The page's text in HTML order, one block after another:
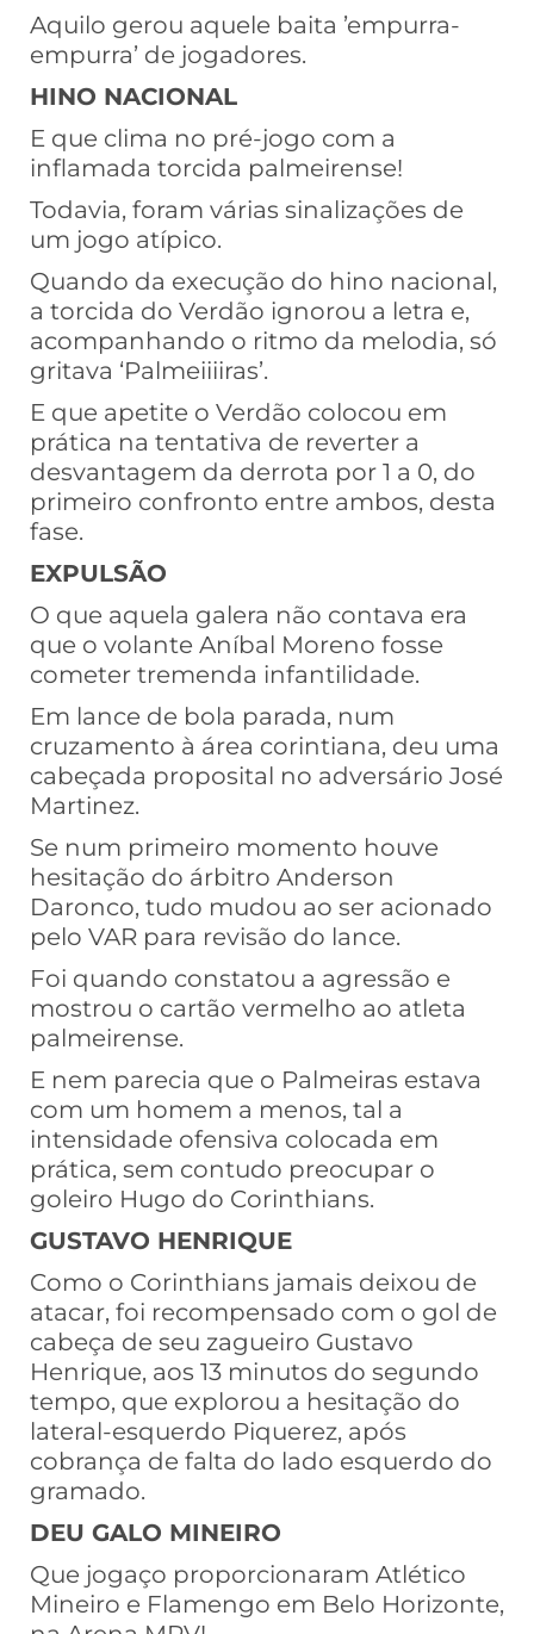
Aquilo gerou aquele baita ’empurra-
empurra’ de jogadores.
HINO NACIONAL
E que clima no pré-jogo com a
inflamada torcida palmeirense!
Todavia, foram várias sinalizações de
um jogo atípico.
Quando da execução do hino nacional,
a torcida do Verdão ignorou a letra e,
acompanhando o ritmo da melodia, só
gritava ‘Palmeiiiiras’.
E que apetite o Verdão colocou em
prática na tentativa de reverter a
desvantagem da derrota por 1 a 0, do
primeiro confronto entre ambos, desta
fase.
EXPULSÃO
O que aquela galera não contava era
que o volante Aníbal Moreno fosse
cometer tremenda infantilidade.
Em lance de bola parada, num
cruzamento à área corintiana, deu uma
cabeçada proposital no adversário José
Martinez.
Se num primeiro momento houve
hesitação do árbitro Anderson
Daronco, tudo mudou ao ser acionado
pelo VAR para revisão do lance.
Foi quando constatou a agressão e
mostrou o cartão vermelho ao atleta
palmeirense.
E nem parecia que o Palmeiras estava
com um homem a menos, tal a
intensidade ofensiva colocada em
prática, sem contudo preocupar o
goleiro Hugo do Corinthians.
GUSTAVO HENRIQUE
Como o Corinthians jamais deixou de
atacar, foi recompensado com o gol de
cabeça de seu zagueiro Gustavo
Henrique, aos 13 minutos do segundo
tempo, que explorou a hesitação do
lateral-esquerdo Piquerez, após
cobrança de falta do lado esquerdo do
gramado.
DEU GALO MINEIRO
Que jogaço proporcionaram Atlético
Mineiro e Flamengo em Belo Horizonte,